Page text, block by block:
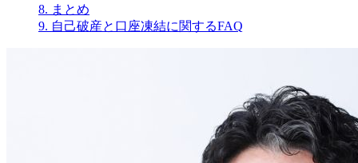
8. まとめ
9. 自己破産と口座凍結に関するFAQ